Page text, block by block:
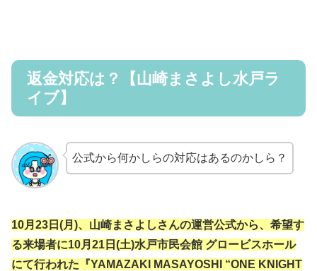
返金対応は？【山崎まさよし水戸ラ
イブ】
公式から何かしらの対応はあるのかしら？
10月23日(月)、山崎まさよしさんの運営公式から、希望す
る来場者に10月21日(土)水戸市民会館 グロービスホール
にて行われた『YAMAZAKI MASAYOSHI “ONE KNIGHT